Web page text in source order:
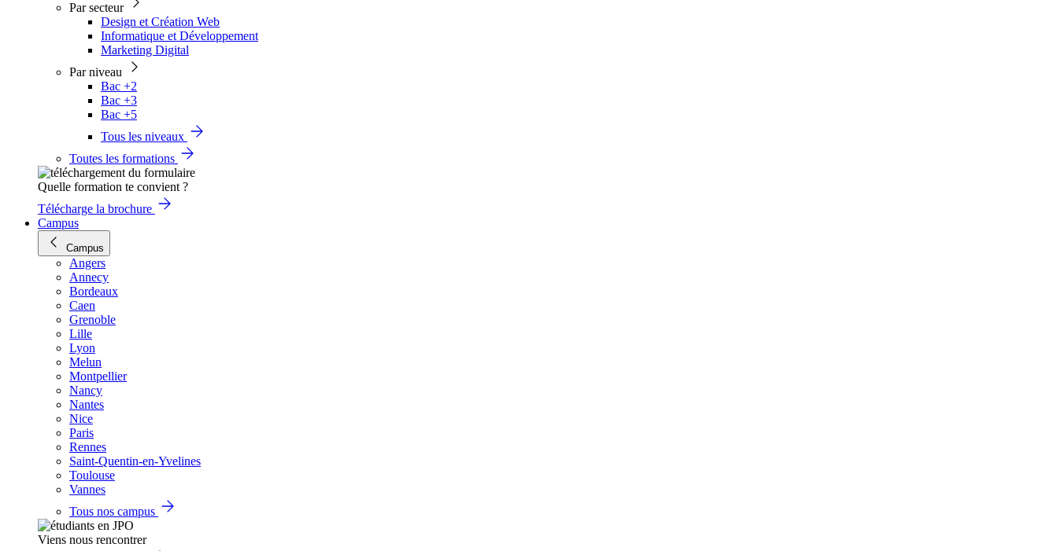
Par secteur
Design et Création Web
Informatique et Développement
Marketing Digital
Par niveau
Bac +2
Bac +3
Bac +5
Tous les niveaux
Toutes les formations
Quelle formation te convient ?
Télécharge la brochure
Campus
Campus
Angers
Annecy
Bordeaux
Caen
Grenoble
Lille
Lyon
Melun
Montpellier
Nancy
Nantes
Nice
Paris
Rennes
Saint-Quentin-en-Yvelines
Toulouse
Vannes
Tous nos campus
Viens nous rencontrer